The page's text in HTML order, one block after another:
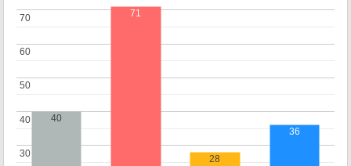
30
30
40
40
50
50
60
60
70
70
40
71
28
36